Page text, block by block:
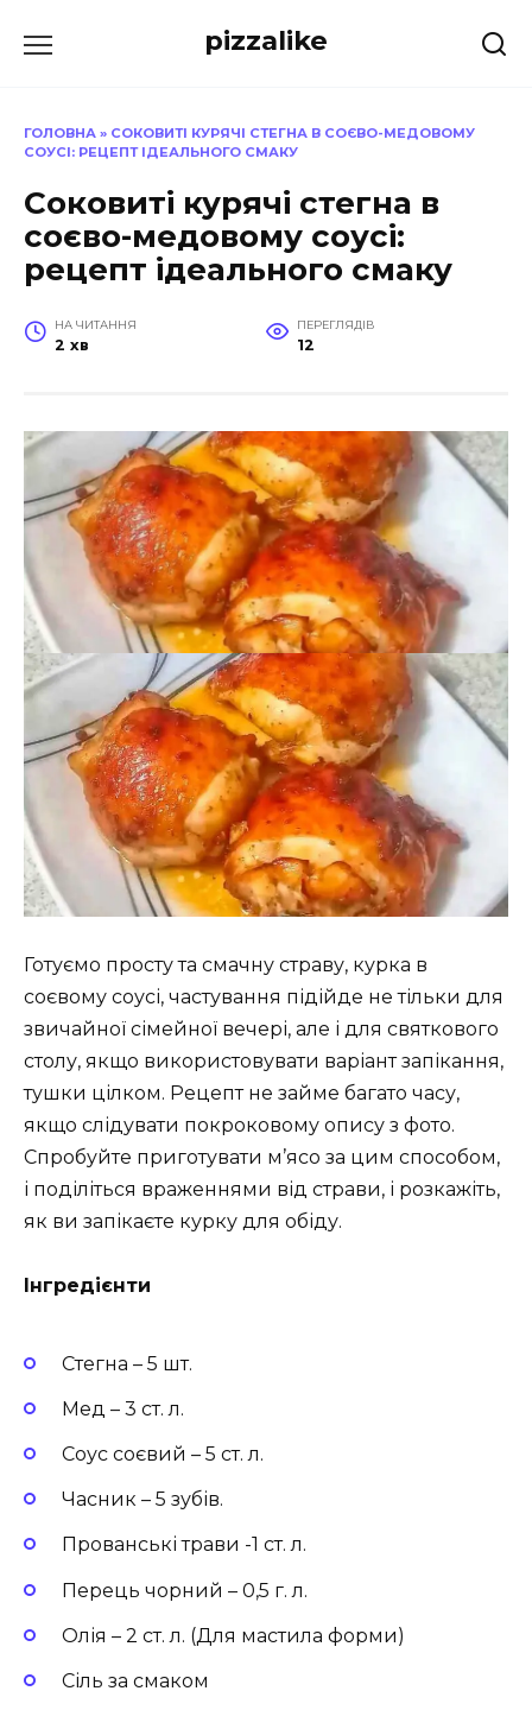
до
pizzalike
ГОЛОВНА » СОКОВИТІ КУРЯЧІ СТЕГНА В СОЄВО-МЕДОВОМУ
СОУСІ: РЕЦЕПТ ІДЕАЛЬНОГО СМАКУ
Соковиті курячі стегна в
соєво-медовому соусі:
рецепт ідеального смаку
НА ЧИТАННЯ
2 хв
ПЕРЕГЛЯДІВ
12
Готуємо просту та смачну страву, курка в
соєвому соусі, частування підійде не тільки для
звичайної сімейної вечері, але і для святкового
столу, якщо використовувати варіант запікання,
тушки цілком. Рецепт не займе багато часу,
якщо слідувати покроковому опису з фото.
Спробуйте приготувати м’ясо за цим способом,
і поділіться враженнями від страви, і розкажіть,
як ви запікаєте курку для обіду.
Інгредієнти
Стегна – 5 шт.
Мед – 3 ст. л.
Соус соєвий – 5 ст. л.
Часник – 5 зубів.
Прованські трави -1 ст. л.
Перець чорний – 0,5 г. л.
Олія – 2 ст. л. (Для мастила форми)
Сіль за смаком